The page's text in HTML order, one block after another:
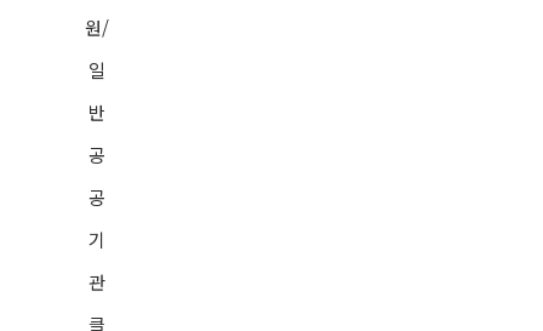
원/
일
반
공
공
기
관
클